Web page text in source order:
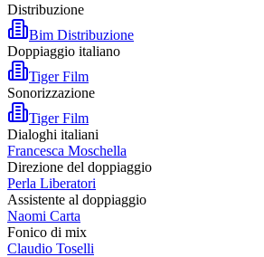
Distribuzione
Bim Distribuzione
Doppiaggio italiano
Tiger Film
Sonorizzazione
Tiger Film
Dialoghi italiani
Francesca Moschella
Direzione del doppiaggio
Perla Liberatori
Assistente al doppiaggio
Naomi Carta
Fonico di mix
Claudio Toselli